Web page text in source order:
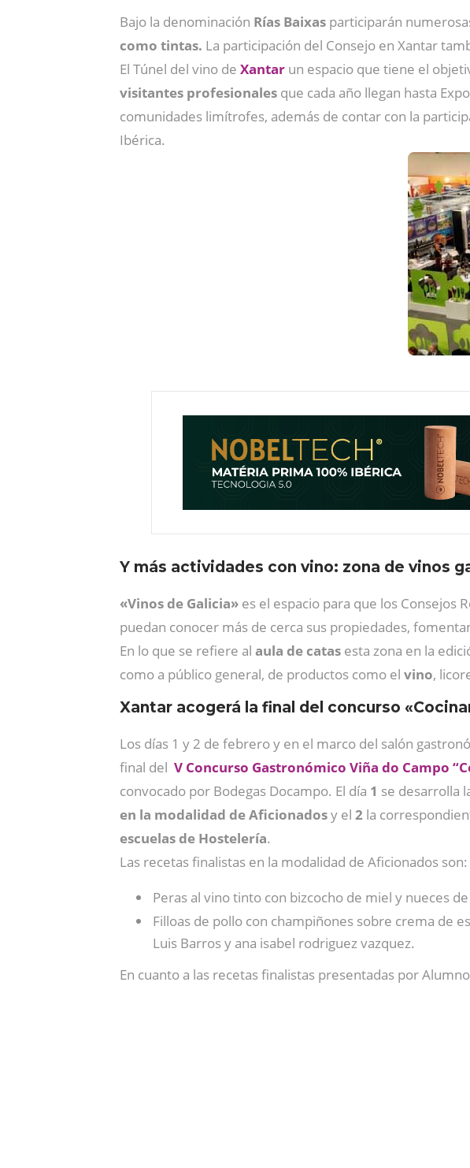
Bajo la denominación Rías Baixas participarán
como tintas. La participación del Consejo en Xantar
El Túnel del vino de Xantar un espacio que tiene el
visitantes profesionales que cada año llegan hasta
comunidades limítrofes, además de contar con la
Ibérica.
Y más actividades con vino: zona de vinos
«Vinos de Galicia» es el espacio para que los Consejos
puedan conocer más de cerca sus propiedades,
En lo que se refiere al aula de catas esta zona en la
como a público general, de productos como el vino,
Xantar acogerá la final del concurso
Los días 1 y 2 de febrero y en el marco del salón
final del V Concurso Gastronómico Viña do Campo
convocado por Bodegas Docampo. El día 1 se desarrolla
en la modalidad de Aficionadosy el 2 la
escuelas de Hostelería.
Las recetas finalistas en la modalidad de Aficionados son:
Peras al vino tinto con bizcocho de miel y nueces
Filloas de pollo con champiñones sobre crema de
Luis Barros y ana isabel rodriguez vazquez.
En cuanto a las recetas finalistas presentadas por